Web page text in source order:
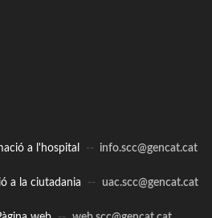
a l'hospital -- info.scc@gencat.cat
a la ciutadania -- uac.scc@gencat.cat